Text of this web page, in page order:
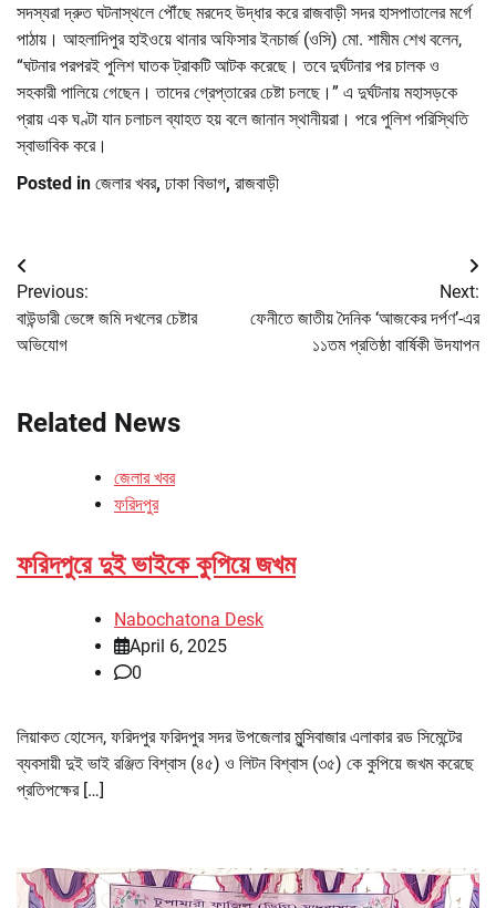
সদস্যরা দ্রুত ঘটনাস্থলে পৌঁছে মরদেহ উদ্ধার করে রাজবাড়ী সদর হাসপাতালের মর্গে
পাঠায়। আহলাদিপুর হাইওয়ে থানার অফিসার ইনচার্জ (ওসি) মো. শামীম শেখ বলেন,
“ঘটনার পরপরই পুলিশ ঘাতক ট্রাকটি আটক করেছে। তবে দুর্ঘটনার পর চালক ও
সহকারী পালিয়ে গেছেন। তাদের গ্রেপ্তারের চেষ্টা চলছে।” এ দুর্ঘটনায় মহাসড়কে
প্রায় এক ঘণ্টা যান চলাচল ব্যাহত হয় বলে জানান স্থানীয়রা। পরে পুলিশ পরিস্থিতি
স্বাভাবিক করে।
Posted in জেলার খবর, ঢাকা বিভাগ, রাজবাড়ী
Post
navigation
Previous:
বাউন্ডারী ভেঙ্গে জমি দখলের চেষ্টার
অভিযোগ
Next:
ফেনীতে জাতীয় দৈনিক ‘আজকের দর্পণ’-এর
১১তম প্রতিষ্ঠা বার্ষিকী উদযাপন
Related News
জেলার খবর
ফরিদপুর
ফরিদপুরে দুই ভাইকে কুপিয়ে জখম
Nabochatona Desk
April 6, 2025
0
লিয়াকত হোসেন, ফরিদপুর ফরিদপুর সদর উপজেলার মুন্সিবাজার এলাকার রড সিমেন্টের
ব্যবসায়ী দুই ভাই রঞ্জিত বিশ্বাস (৪৫) ও লিটন বিশ্বাস (৩৫) কে কুপিয়ে জখম করেছে
প্রতিপক্ষের […]